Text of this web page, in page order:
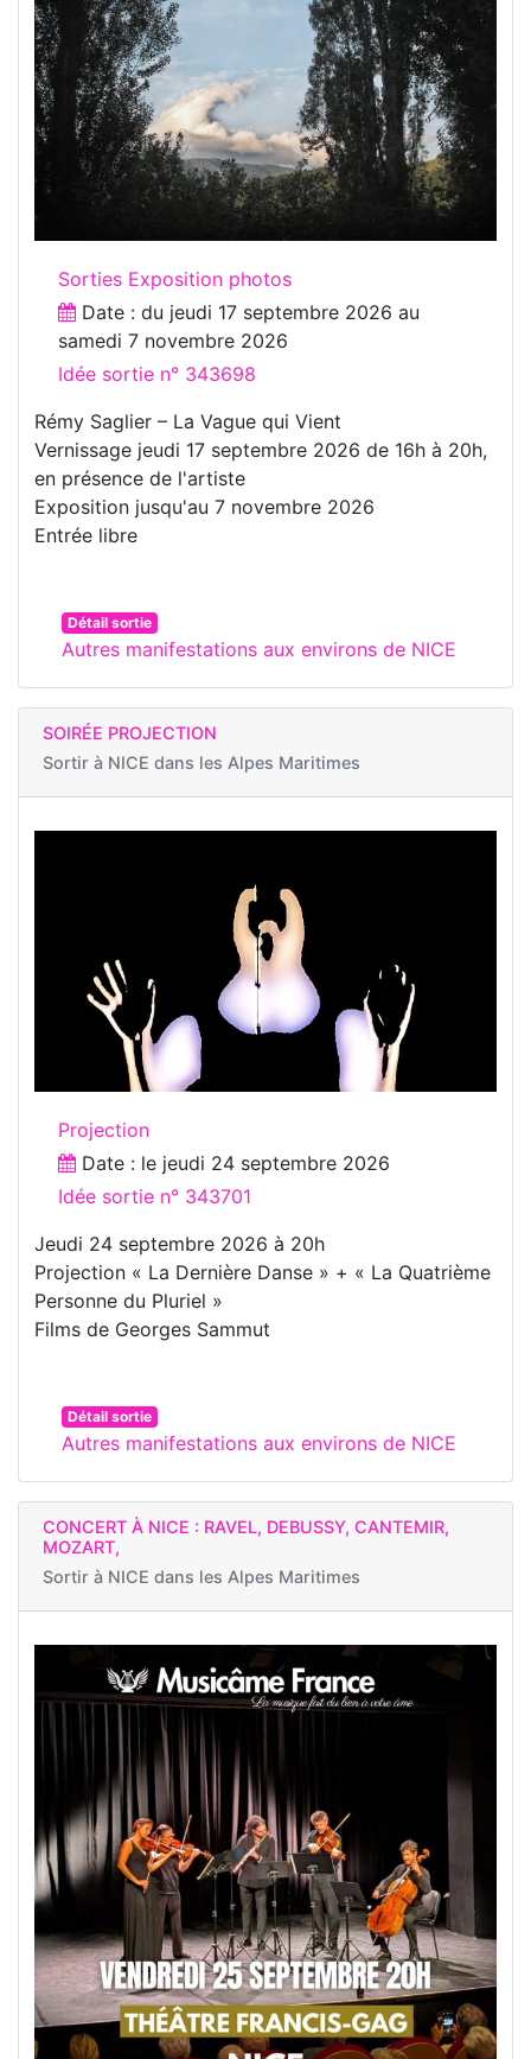
Sorties Exposition photos
Date : du jeudi 17 septembre 2026 au
samedi 7 novembre 2026
Idée sortie n° 343698
Rémy Saglier – La Vague qui Vient
Vernissage jeudi 17 septembre 2026 de 16h à 20h,
en présence de l'artiste
Exposition jusqu'au 7 novembre 2026
Entrée libre
Détail sortie
Autres manifestations aux environs de NICE
SOIRÉE PROJECTION
Sortir à NICE dans les Alpes Maritimes
Projection
Date : le jeudi 24 septembre 2026
Idée sortie n° 343701
Jeudi 24 septembre 2026 à 20h
Projection « La Dernière Danse » + « La Quatrième
Personne du Pluriel »
Films de Georges Sammut
Détail sortie
Autres manifestations aux environs de NICE
CONCERT À NICE : RAVEL, DEBUSSY, CANTEMIR,
MOZART,
Sortir à NICE dans les Alpes Maritimes